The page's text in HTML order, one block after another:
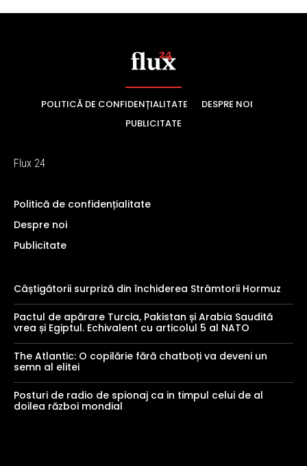
POLITICĂ DE CONFIDENȚIALITATE
DESPRE NOI
PUBLICITATE
Flux 24
Politică de confidențialitate
Despre noi
Publicitate
Câștigătorii surpriză din închiderea Strâmtorii Hormuz
Pactul de apărare Turcia, Pakistan și Arabia Saudită
vrea și Egiptul. Echivalent cu articolul 5 al NATO
The Atlantic: O copilărie fără chatboți va deveni un
semn al elitei
Posturi de radio de spionaj ca in timpul celui de al
doilea război mondial